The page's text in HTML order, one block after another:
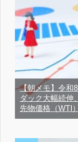
【朝メモ】令和
ダック大幅続伸
先物価格（WTI